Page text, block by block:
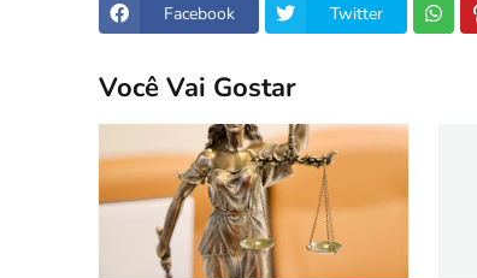
Facebook Twitter
Você Vai Gostar